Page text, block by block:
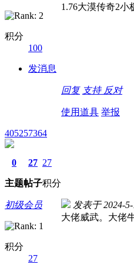
积分
100
发消息
1.76大漠传奇2
回复 支持 反对
使用道具 举报
405257364
0
主题
27
帖子
27
积分
初级会员
积分
27
发表于 2024-
大佬威武。大佬